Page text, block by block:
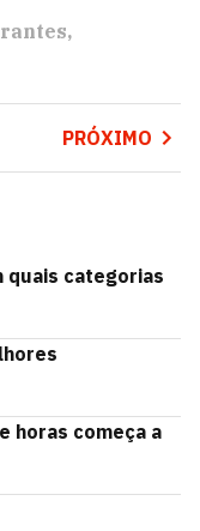
PRÓXIMO
quais categorias
horas começa a